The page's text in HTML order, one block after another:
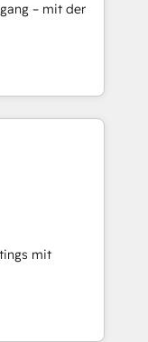
– mit der
mit